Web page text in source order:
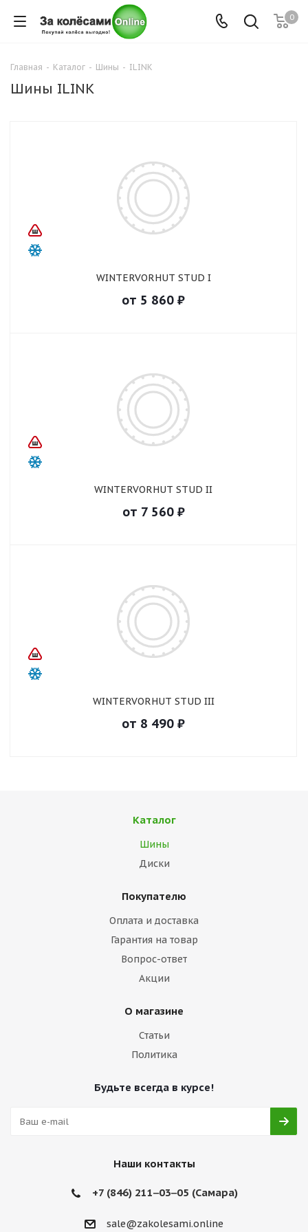
0
Главная - Каталог - Шины - ILINK
Шины ILINK
WINTERVORHUT STUD I
от 5 860 ₽
WINTERVORHUT STUD II
от 7 560₽
WINTERVORHUT STUD III
от 8 490 ₽
Каталог
Шины
Диски
Покупателю
Оплата и доставка
Гарантия на товар
Вопрос-ответ
Акции
О магазине
Статьи
Политика
Будьте всегда в курсе!
Наши контакты
+7 (846) 211‒03‒05 (Самара)
sale@zakolesami.online